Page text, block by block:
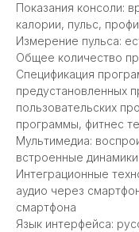
Показания консоли:
калории, пульс,
Измерение пульса:
Общее количество
Спецификация
предустановленных
пользовательских
программы, фитнес
Мультимедиа:
встроенные динамики
Интеграционные
аудио через
смартфона
Язык интерфейса: